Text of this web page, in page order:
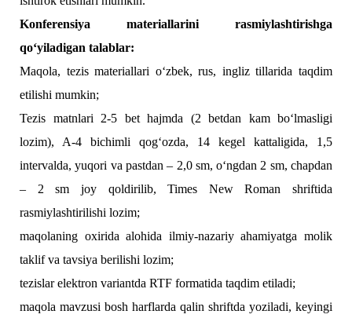
Konferensiya
materiallarini rasmiylashtirishga
qo‘yiladigan talablar:
Maqola, tezis materiallari o‘zbek, rus, ingliz tillarida taqdim
etilishi mumkin;
Tezis matnlari 2-5 bet hajmda (2 betdan kam bo‘lmasligi
lozim), A-4 bichimli qog‘ozda, 14 kegel kattaligida, 1,5
intervalda, yuqori va pastdan – 2,0 sm, o‘ngdan 2 sm, chapdan
– 2 sm joy qoldirilib, Times New Roman shriftida
rasmiylashtirilishi lozim;
maqolaning oxirida alohida ilmiy-nazariy ahamiyatga molik
taklif va tavsiya berilishi lozim;
tezislar elektron variantda RTF formatida taqdim etiladi;
maqola mavzusi bosh harflarda qalin shriftda yoziladi, keyingi